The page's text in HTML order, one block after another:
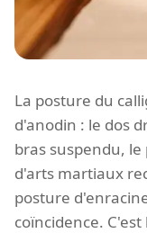
La posture du
d'anodin : le dos
bras suspendu,
d'arts martiaux
posture
coïncidence.